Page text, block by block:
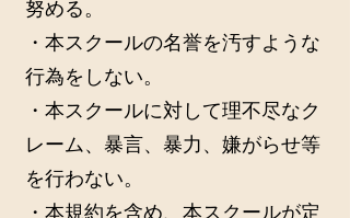
努める。
・本スクールの名誉を汚すような
行為をしない。
・本スクールに対して理不尽なク
レーム、暴言、暴力、嫌がらせ等
を行わない。
・本規約を含め、本スクールが定